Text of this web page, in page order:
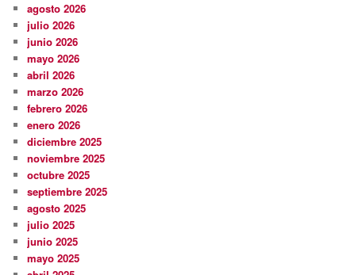
agosto 2026
julio 2026
junio 2026
mayo 2026
abril 2026
marzo 2026
febrero 2026
enero 2026
diciembre 2025
noviembre 2025
octubre 2025
septiembre 2025
agosto 2025
julio 2025
junio 2025
mayo 2025